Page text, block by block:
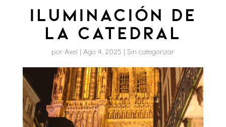
Iluminación de
la Catedral
porAxel |Ago 4, 2025 |Sin categorizar